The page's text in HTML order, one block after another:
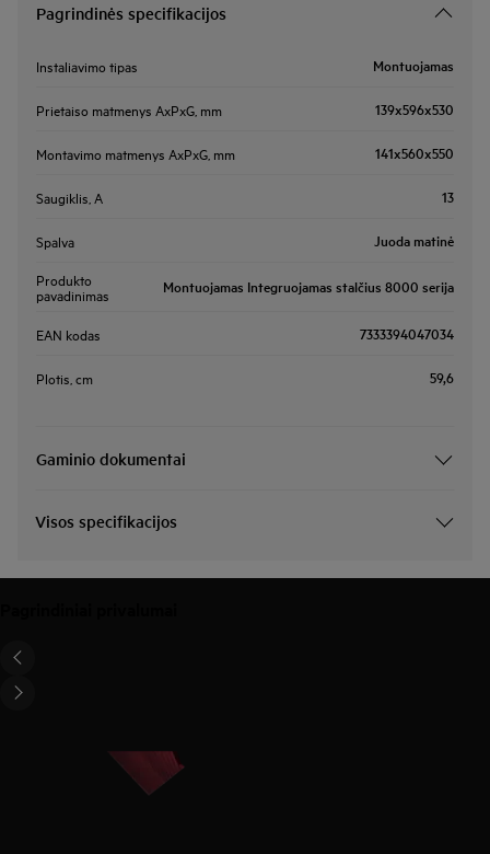
Pagrindinės specifikacijos
Instaliavimo tipas Montuojamas
Prietaiso matmenys AxPxG, mm 139x596x530
Montavimo matmenys AxPxG, mm 141x560x550
Saugiklis, A 13
Spalva Juoda matinė
Produkto
pavadinimas Montuojamas Integruojamas stalčius 8000 serija
EAN kodas 7333394047034
Plotis, cm 59,6
Gaminio dokumentai
Visos specifikacijos